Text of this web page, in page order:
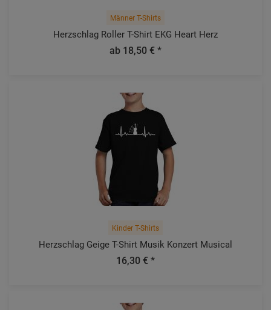
Männer T-Shirts
Herzschlag Roller T-Shirt EKG Heart Herz
ab 18,50 € *
Kinder T-Shirts
Herzschlag Geige T-Shirt Musik Konzert Musical
16,30 € *